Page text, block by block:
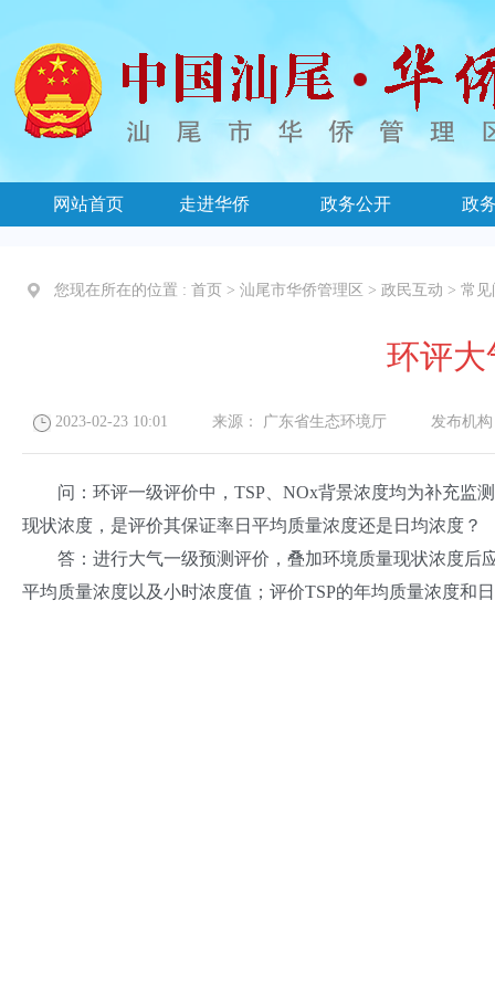
网站首页 走进华侨 政务公开 政
您现在所在的位置 : 首页 > 汕尾市华侨管理区 > 政民互动 > 常见
环评大
2023-02-23 10:01 来源： 广东省生态环境厅 发布机构
问：环评一级评价中，TSP、NOx背景浓度均为补充监测
现状浓度，是评价其保证率日平均质量浓度还是日均浓度？
答：进行大气一级预测评价，叠加环境质量现状浓度后
平均质量浓度以及小时浓度值；评价TSP的年均质量浓度和